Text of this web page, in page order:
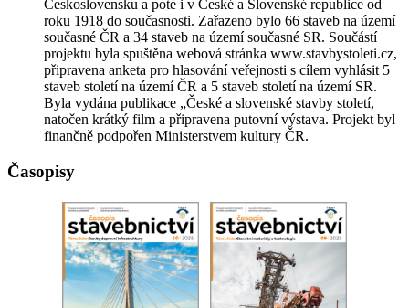
Československu a poté i v České a Slovenské republice od
roku 1918 do současnosti. Zařazeno bylo 66 staveb na území
současné ČR a 34 staveb na území současné SR. Součástí
projektu byla spuštěna webová stránka www.stavbystoleti.cz,
připravena anketa pro hlasování veřejnosti s cílem vyhlásit 5
staveb století na území ČR a 5 staveb století na území SR.
Byla vydána publikace „České a slovenské stavby století,
natočen krátký film a připravena putovní výstava. Projekt byl
finančně podpořen Ministerstvem kultury ČR.
Časopisy